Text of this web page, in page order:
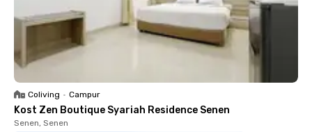
Coliving • Campur
Kost Zen Boutique Syariah Residence Senen
Senen, Senen